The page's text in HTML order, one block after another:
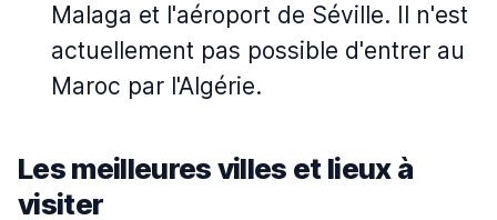
Malaga et l'aéroport de Séville. Il n'est
actuellement pas possible d'entrer au
Maroc par l'Algérie.
Les meilleures villes et lieux à
visiter